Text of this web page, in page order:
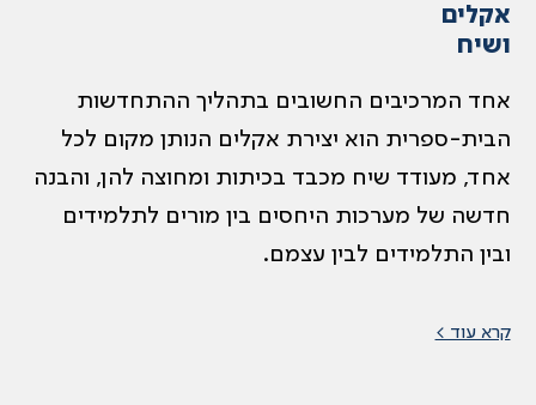
אקלים
ושיח
אחד המרכיבים החשובים בתהליך ההתחדשות
הבית-ספרית הוא יצירת אקלים הנותן מקום לכל
אחד, מעודד שיח מכבד בכיתות ומחוצה להן, והבנה
חדשה של מערכות היחסים בין מורים לתלמידים
ובין התלמידים לבין עצמם.
קרא עוד >